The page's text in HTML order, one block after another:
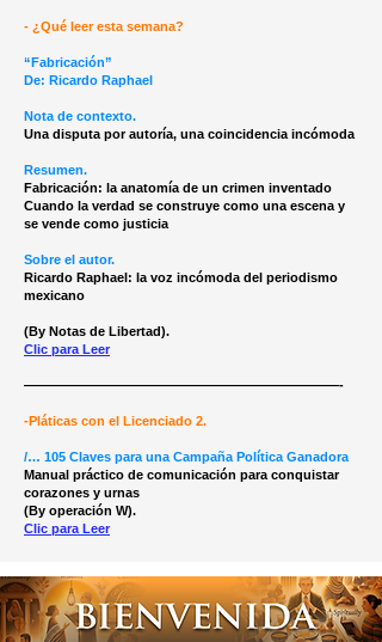
- ¿Qué leer esta semana?
“Fabricación”
De: Ricardo Raphael
Nota de contexto.
Una disputa por autoría, una coincidencia incómoda
Resumen.
Fabricación: la anatomía de un crimen inventado
Cuando la verdad se construye como una escena y
se vende como justicia
Sobre el autor.
Ricardo Raphael: la voz incómoda del periodismo
mexicano
(By Notas de Libertad).
Clic para Leer
————————————————————————-
-Pláticas con el Licenciado 2.
/… 105 Claves para una Campaña Política Ganadora
Manual práctico de comunicación para conquistar
corazones y urnas
(By operación W).
Clic para Leer